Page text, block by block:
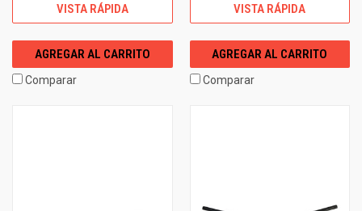
VISTA RÁPIDA
AGREGAR AL CARRITO
Comparar
VISTA RÁPIDA
AGREGAR AL CARRITO
Comparar